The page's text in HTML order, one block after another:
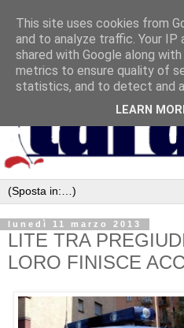
lunedì 11 marzo 2013
LITE TRA
LORO FINISCE
This site uses cookies from
and to analyze traffic. Your IP
shared with Google along
metrics to ensure quality of
statistics, and to detect and
LEARN